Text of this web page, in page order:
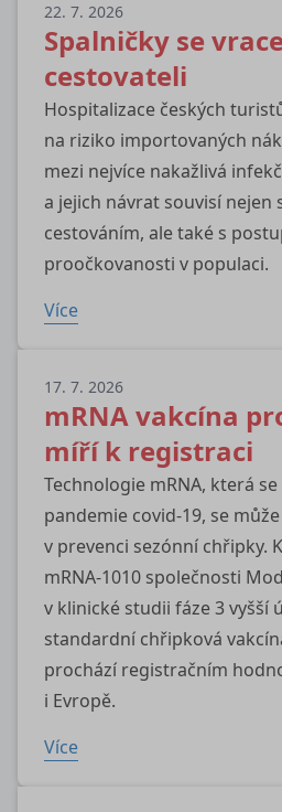
22. 7. 2026
Spalničky se
cestovateli
Hospitalizace českých
na riziko importovaných
mezi nejvíce nakažlivá
a jejich návrat souvisí nejen
cestováním, ale také s
proočkovanosti v populaci.
Více
17. 7. 2026
mRNA vakcína
míří k registraci
Technologie mRNA, která
pandemie covid-19, se
v prevenci sezónní chřipky.
mRNA-1010 společnosti
v klinické studii fáze 3 vyšší
standardní chřipková
prochází registračním
i Evropě.
Více